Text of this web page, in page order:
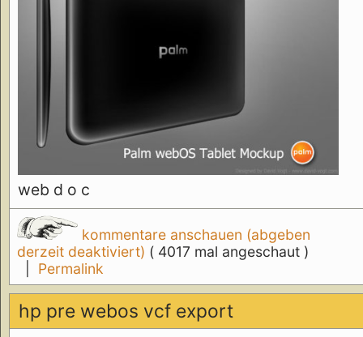
web d o c
kommentare anschauen (abgeben
derzeit deaktiviert) ( 4017 mal angeschaut )
Permalink
hp pre webos vcf export